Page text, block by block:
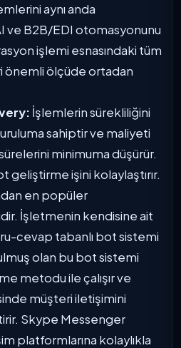
aynı anda
ve B2B/EDI otomasyonunu
işlemi esnasındaki tüm
önemli ölçüde ortadan
İşlemlerin sürekliliğini
sahiptir ve maliyeti
minimuma düşürür.
geliştirme işini kolaylaştırır.
en popüler
İşletmenin kendisine ait
cevap tabanlı bot sistemi
olan bu bot sistemi
metodu ile çalışır ve
müşteri iletişimini
Skype Messenger
platformlarına kolaylıkla